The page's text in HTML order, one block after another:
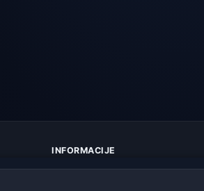
INFORMACIJE
O nama